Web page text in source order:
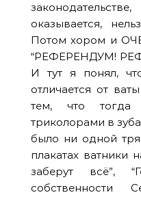
оказывается,
Потом хором и
“РЕФЕРЕНДУМ!
И тут я понял,
отличается от
тем, что тогда
триколорами в
было ни одной
плакатах ватники
заберут всё”,
собственности